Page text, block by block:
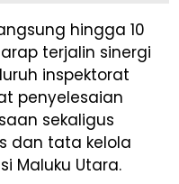
hingga 10
terjalin sinergi
inspektorat
penyelesaian
sekaligus
dan tata kelola
Maluku Utara.